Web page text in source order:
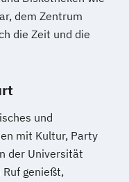
dem Zentrum
die Zeit und die
und
mit Kultur, Party
der Universität
genießt,